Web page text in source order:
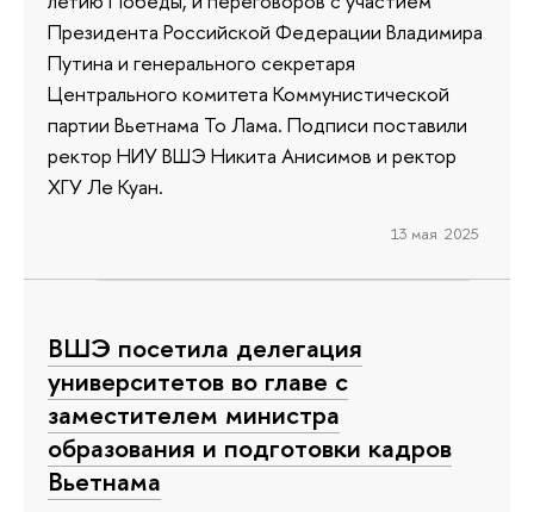
Президента Российской Федерации Владимира
Путина и генерального секретаря
Центрального комитета Коммунистической
партии Вьетнама То Лама. Подписи поставили
ректор НИУ ВШЭ Никита Анисимов и ректор
ХГУ Ле Куан.
13 мая 2025
ВШЭ посетила делегация
университетов во главе с
заместителем министра
образования и подготовки кадров
Вьетнама